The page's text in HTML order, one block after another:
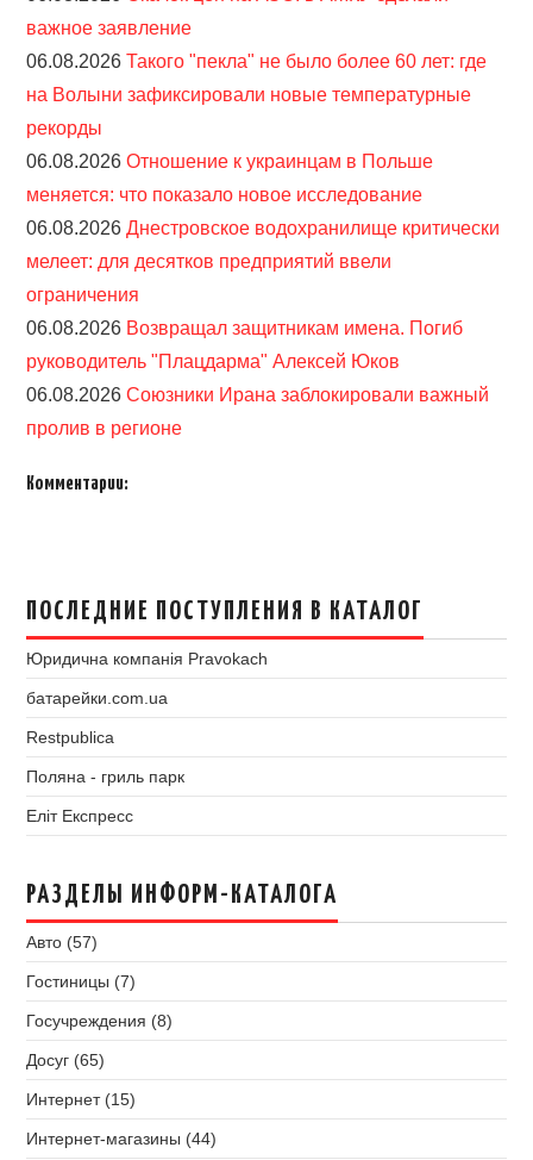
важное заявление
06.08.2026Такого "пекла" не было более 60 лет: где
на Волыни зафиксировали новые температурные
рекорды
06.08.2026Отношение к украинцам в Польше
меняется: что показало новое исследование
06.08.2026Днестровское водохранилище критически
мелеет: для десятков предприятий ввели
ограничения
06.08.2026 Возвращал защитникам имена. Погиб
руководитель "Плацдарма" Алексей Юков
06.08.2026Союзники Ирана заблокировали важный
пролив в регионе
Комментарии:
ПОСЛЕДНИЕ ПОСТУПЛЕНИЯ В КАТАЛОГ
Юридична компанія Pravokach
батарейки.com.ua
Restpublica
Поляна - гриль парк
Еліт Експресс
РАЗДЕЛЫ ИНФОРМ-КАТАЛОГА
Авто (57)
Гостиницы (7)
Госучреждения (8)
Досуг (65)
Интернет (15)
Интернет-магазины (44)